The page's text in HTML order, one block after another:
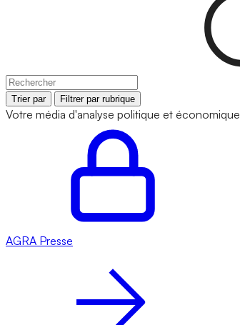
Trier par Filtrer par rubrique
Votre média d'analyse politique et économique
AGRA Presse